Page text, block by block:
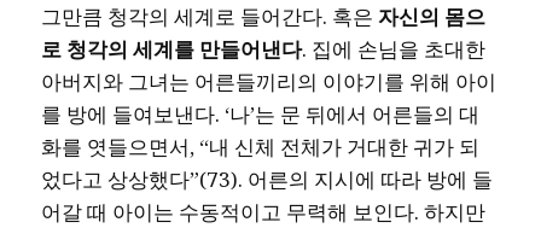
그만큼 청각의 세계로 들어간다. 혹은 자신의 몸으
로 청각의 세계를 만들어낸다. 집에 손님을 초대한
아버지와 그녀는 어른들끼리의 이야기를 위해 아이
를 방에 들여보낸다. ‘나’는 문 뒤에서 어른들의 대
화를 엿들으면서, “내 신체 전체가 거대한 귀가 되
었다고 상상했다”(73). 어른의 지시에 따라 방에 들
어갈 때 아이는 수동적이고 무력해 보인다. 하지만